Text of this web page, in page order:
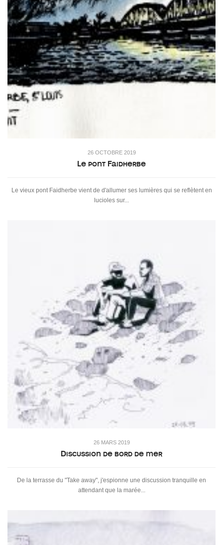
26 OCTOBRE 2019
Le pont Faidherbe
Le vieux pont Faidherbe vient de d'allumer ses lumières qui se reflètent en
lucioles sur...
26 MARS 2019
Discussion de bord de mer
De la terrasse du "Take away", j'espionne une discussion tranquille en
attendant que la marée...